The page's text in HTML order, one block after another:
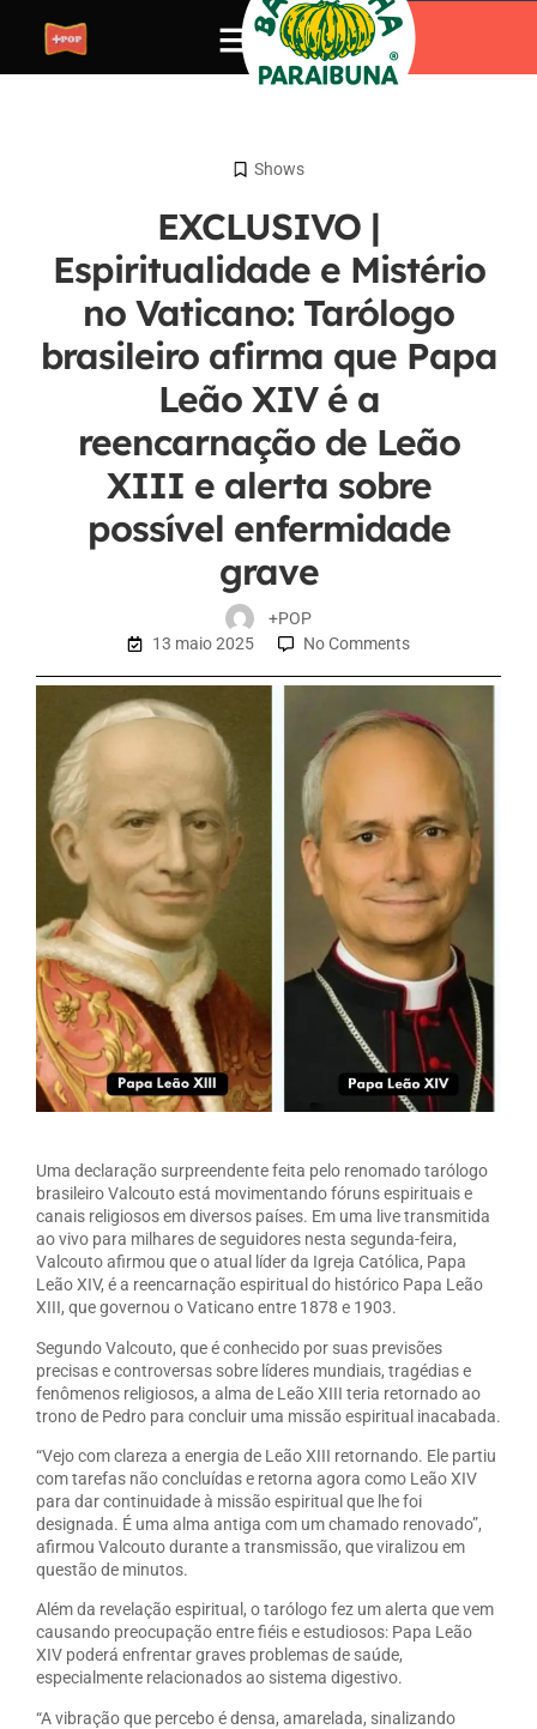
Shows
EXCLUSIVO |
Espiritualidade e Mistério
no Vaticano: Tarólogo
brasileiro afirma que Papa
Leão XIV é a
reencarnação de Leão
XIII e alerta sobre
possível enfermidade
grave
+POP
13 maio 2025
No Comments
Uma declaração surpreendente feita pelo renomado tarólogo
brasileiro Valcouto está movimentando fóruns espirituais e
canais religiosos em diversos países. Em uma live transmitida
ao vivo para milhares de seguidores nesta segunda-feira,
Valcouto afirmou que o atual líder da Igreja Católica, Papa
Leão XIV, é a reencarnação espiritual do histórico Papa Leão
XIII, que governou o Vaticano entre 1878 e 1903.
Segundo Valcouto, que é conhecido por suas previsões
precisas e controversas sobre líderes mundiais, tragédias e
fenômenos religiosos, a alma de Leão XIII teria retornado ao
trono de Pedro para concluir uma missão espiritual inacabada.
“Vejo com clareza a energia de Leão XIII retornando. Ele partiu
com tarefas não concluídas e retorna agora como Leão XIV
para dar continuidade à missão espiritual que lhe foi
designada. É uma alma antiga com um chamado renovado”,
afirmou Valcouto durante a transmissão, que viralizou em
questão de minutos.
Além da revelação espiritual, o tarólogo fez um alerta que vem
causando preocupação entre fiéis e estudiosos: Papa Leão
XIV poderá enfrentar graves problemas de saúde,
especialmente relacionados ao sistema digestivo.
“A vibração que percebo é densa, amarelada, sinalizando